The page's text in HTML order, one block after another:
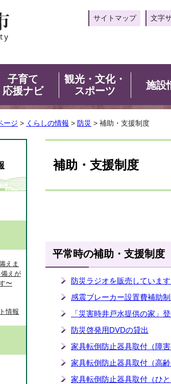
サイトマップ 文字
子育て
応援ナビ
観光・文化・
スポーツ
施設
ージ > くらしの情報 > 防災 > 補助・支援制度
補助・支援制度
平常時の補助・支援制度
防災ラジオを販売しています
感震ブレーカー設置費補助
「災害時井戸水提供の家」
防災啓発用DVDの貸出
家具転倒防止器具取付（障害
家具転倒防止器具取付（高齢
家具転倒防止器具取付（ひと
えま
えが
〜
情報